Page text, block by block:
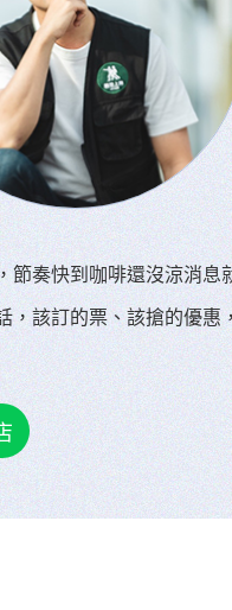
節奏快到咖啡還沒涼消
，該訂的票、該搶的優